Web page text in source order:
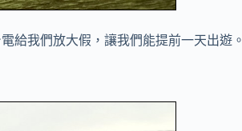
給我們放大假，讓我們能提前一天出遊。